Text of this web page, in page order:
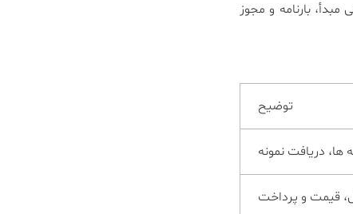
بارنامه و مجوز
توضیح
ها، دریافت نمونه
قیمت و پرداخت